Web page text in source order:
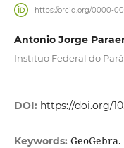
https://orcid.org/0000-
Antonio Jorge
Instituo Federal do
DOI: https://doi.org/
Keywords: